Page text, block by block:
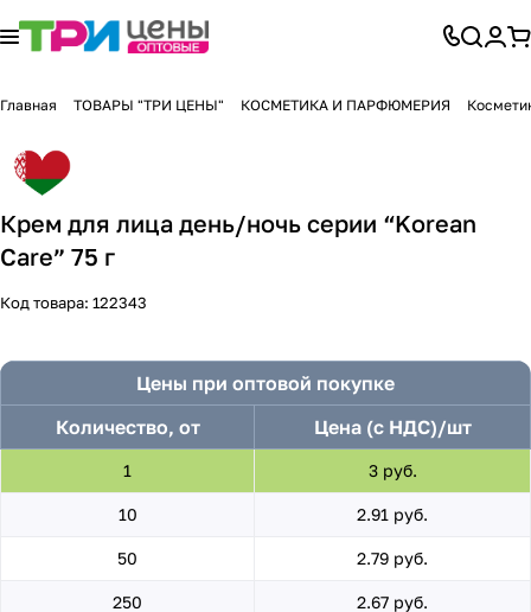
Главная ТОВАРЫ "ТРИ ЦЕНЫ" КОСМЕТИКА И ПАРФЮМЕРИЯ
Крем для лица день/ночь серии “Korean
Care” 75 г
Код товара: 122343
Цены при оптовой покупке
Количество, от
Цена (с НДС)/шт
1 3 руб.
10 2.91 руб.
50 2.79 руб.
250 2.67 руб.